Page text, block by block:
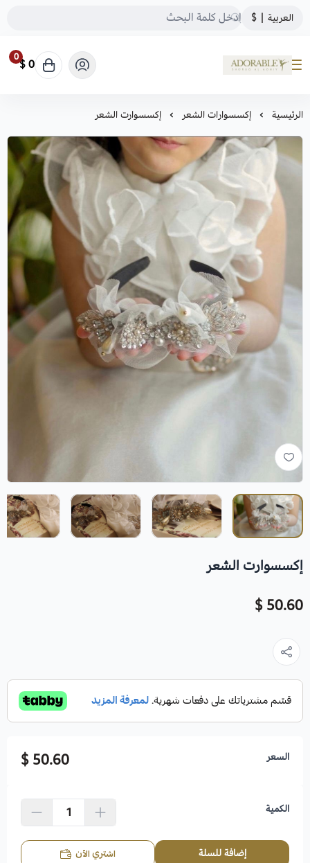
العربية |
$
ADORABLE
0 0 $
الرئيسية إكسسوارات الشعر إكسسوارت الشعر
إكسسوارت الشعر
50.60 $
السعر 50.60 $
الكمية
إضافة للسلة اشتري الآن